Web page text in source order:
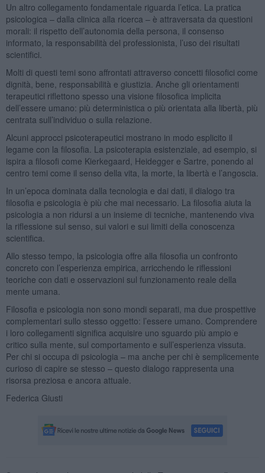
Un altro collegamento fondamentale riguarda l’etica. La pratica
psicologica – dalla clinica alla ricerca – è attraversata da questioni
morali: il rispetto dell’autonomia della persona, il consenso
informato, la responsabilità del professionista, l’uso dei risultati
scientifici.
Molti di questi temi sono affrontati attraverso concetti filosofici come
dignità, bene, responsabilità e giustizia. Anche gli orientamenti
terapeutici riflettono spesso una visione filosofica implicita
dell’essere umano: più deterministica o più orientata alla libertà, più
centrata sull’individuo o sulla relazione.
Alcuni approcci psicoterapeutici mostrano in modo esplicito il
legame con la filosofia. La psicoterapia esistenziale, ad esempio, si
ispira a filosofi come Kierkegaard, Heidegger e Sartre, ponendo al
centro temi come il senso della vita, la morte, la libertà e l’angoscia.
In un’epoca dominata dalla tecnologia e dai dati, il dialogo tra
filosofia e psicologia è più che mai necessario. La filosofia aiuta la
psicologia a non ridursi a un insieme di tecniche, mantenendo viva
la riflessione sul senso, sui valori e sui limiti della conoscenza
scientifica.
Allo stesso tempo, la psicologia offre alla filosofia un confronto
concreto con l’esperienza empirica, arricchendo le riflessioni
teoriche con dati e osservazioni sul funzionamento reale della
mente umana.
Filosofia e psicologia non sono mondi separati, ma due prospettive
complementari sullo stesso oggetto: l’essere umano. Comprendere
i loro collegamenti significa acquisire uno sguardo più ampio e
critico sulla mente, sul comportamento e sull’esperienza vissuta.
Per chi si occupa di psicologia – ma anche per chi è semplicemente
curioso di capire se stesso – questo dialogo rappresenta una
risorsa preziosa e ancora attuale.
Federica Giusti